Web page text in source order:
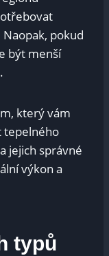
pokud
být menší
který vám
tepelného
jejich správné
výkon a
typů